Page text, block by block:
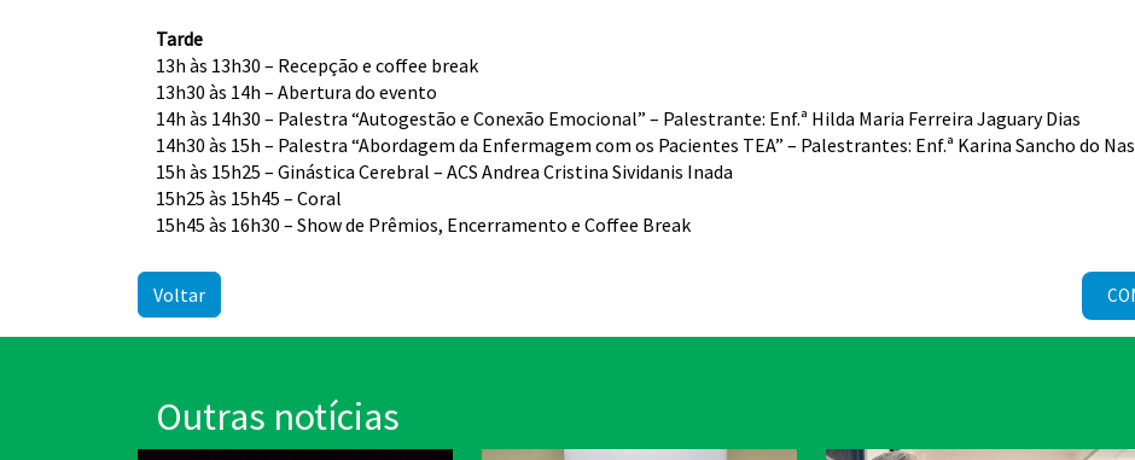
Tarde
13h às 13h30 – Recepção e coffee break
13h30 às 14h – Abertura do evento
14h às 14h30 – Palestra “Autogestão e Conexão Emocional” – Palestrante: Enf.ª Hilda Maria Ferreira Jaguary Dias
14h30 às 15h – Palestra “Abordagem da Enfermagem com os Pacientes TEA” – Palestrantes: Enf.ª Karina Sancho do
15h às 15h25 – Ginástica Cerebral – ACS Andrea Cristina Sividanis Inada
15h25 às 15h45 – Coral
15h45 às 16h30 – Show de Prêmios, Encerramento e Coffee Break
Voltar
Outras notícias